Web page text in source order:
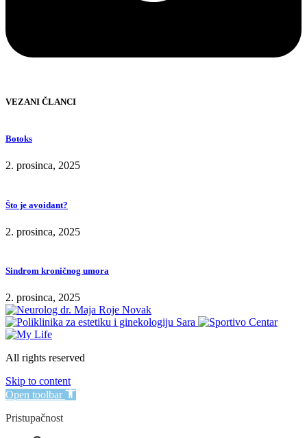
VEZANI ČLANCI
Botoks
2. prosinca, 2025
Što je avoidant?
2. prosinca, 2025
Sindrom kroničnog umora
2. prosinca, 2025
All rights reserved
Skip to content
Open toolbar
Pristupačnost